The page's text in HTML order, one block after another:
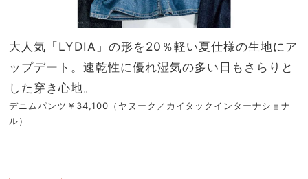
大人気「LYDIA」の形を20％軽い夏仕様の生地にア
ップデート。速乾性に優れ湿気の多い日もさらりと
した穿き心地。
デニムパンツ￥34,100（ヤヌーク／カイタックインターナショナ
ル）